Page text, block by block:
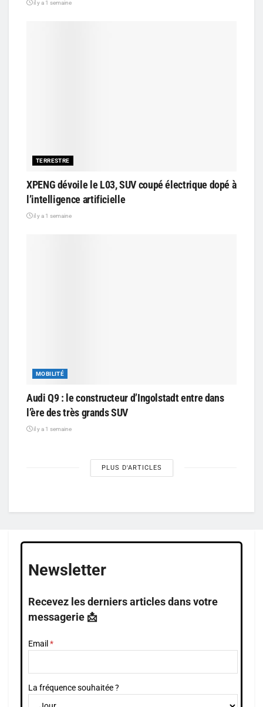
il y a 1 semaine
TERRESTRE
XPENG dévoile le L03, SUV coupé électrique dopé à
l’intelligence artificielle
il y a 1 semaine
MOBILITÉ
Audi Q9 : le constructeur d’Ingolstadt entre dans
l’ère des très grands SUV
il y a 1 semaine
PLUS D'ARTICLES
Newsletter
Recevez les derniers articles dans votre
messagerie 📩
Email
La fréquence souhaitée ?